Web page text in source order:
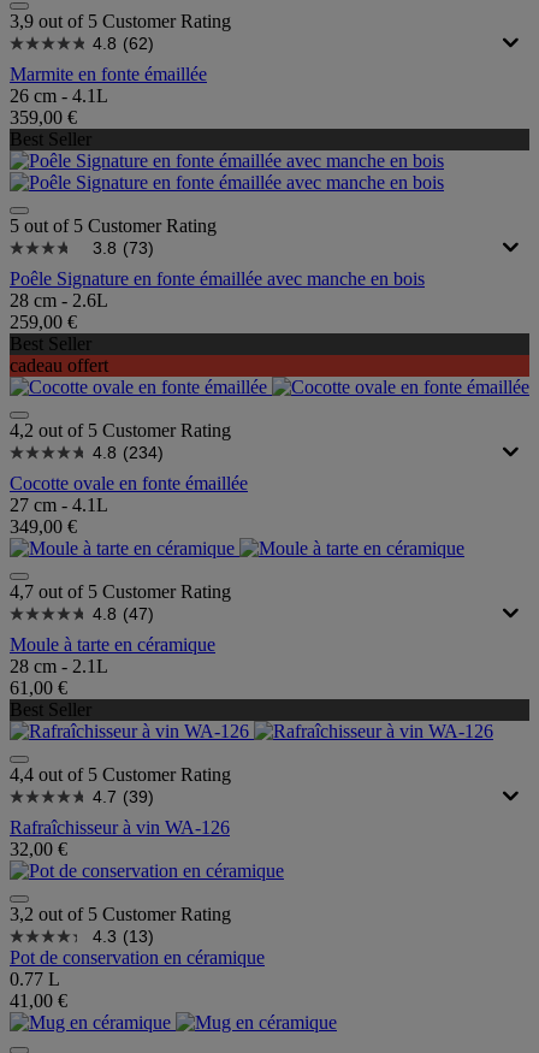
3,9 out of 5 Customer Rating
4.8 (62)
Marmite en fonte émaillée
26 cm - 4.1L
359,00 €
Best Seller
5 out of 5 Customer Rating
3.8 (73)
Poêle Signature en fonte émaillée avec manche en bois
28 cm - 2.6L
259,00 €
Best Seller
cadeau offert
4,2 out of 5 Customer Rating
4.8 (234)
Cocotte ovale en fonte émaillée
27 cm - 4.1L
349,00 €
4,7 out of 5 Customer Rating
4.8 (47)
Moule à tarte en céramique
28 cm - 2.1L
61,00 €
Best Seller
4,4 out of 5 Customer Rating
4.7 (39)
Rafraîchisseur à vin WA-126
32,00 €
3,2 out of 5 Customer Rating
4.3 (13)
Pot de conservation en céramique
0.77 L
41,00 €